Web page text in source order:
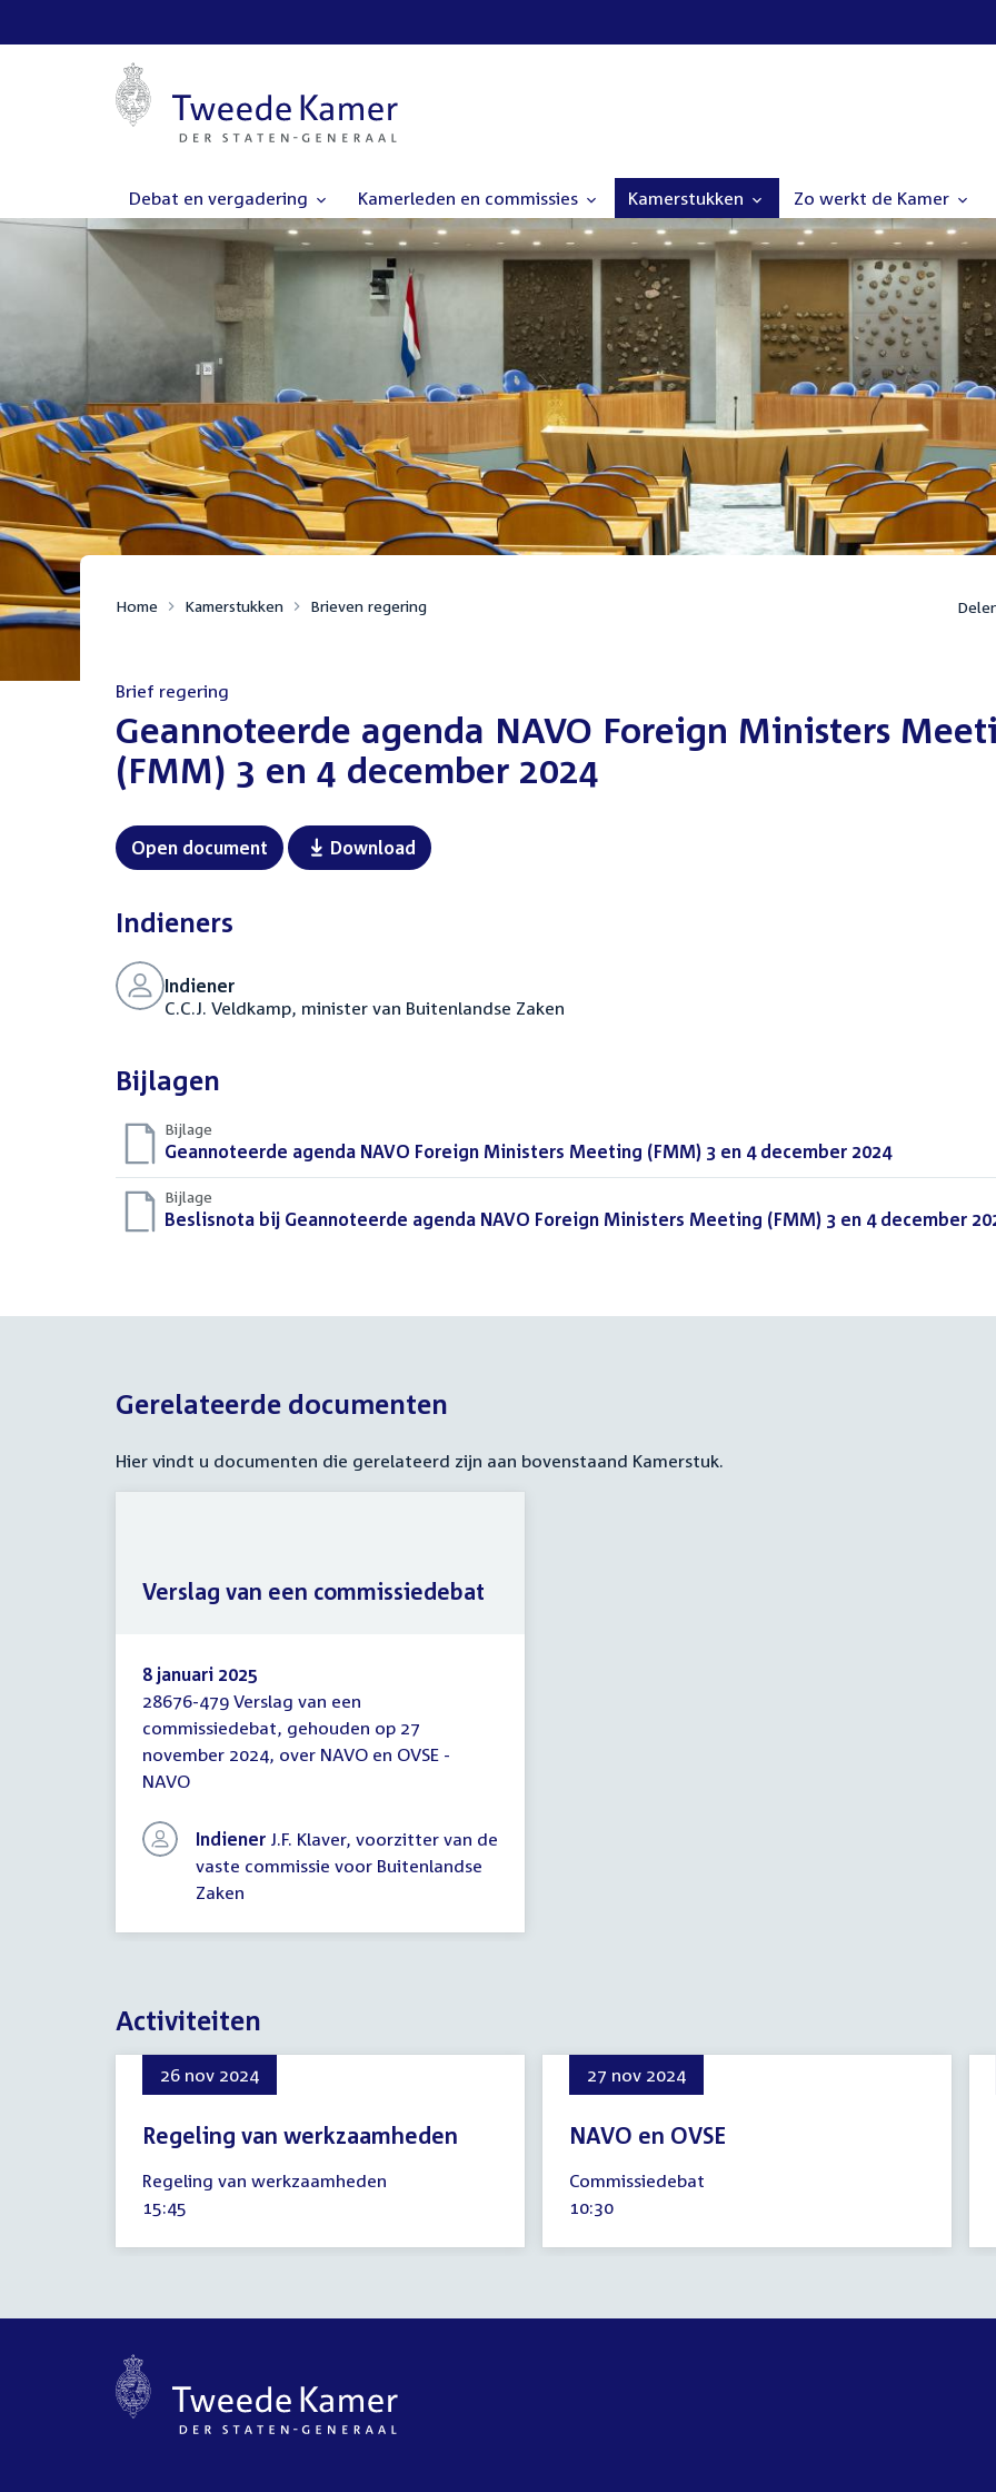
Debat en vergadering Kamerleden en commissies Kamerstukken Zo werkt de Kamer
Home Kamerstukken Brieven regering
Brief regering
:Geannoteerde agenda NAVO Foreign Ministers
(FMM) 3 en 4 december 2024
Open document Download
Indieners
Indiener
C.C.J. Veldkamp, minister van Buitenlandse Zaken
Bijlagen
Bijlage
Download
bestand:
Geannoteerde agenda NAVO Foreign Ministers Meeting (FMM) 3 en 4 december 2024(DOCX)
Bijlage
Download
Beslisnota bij Geannoteerde agenda NAVO Foreign Ministers Meeting (FMM) 3 en 4 december
Gerelateerde documenten
Hier vindt u documenten die gerelateerd zijn aan bovenstaand Kamerstuk.
Verslag
van
een
commissiedebat
8 januari 2025
28676-479 Verslag van een
commissiedebat, gehouden op 27
november 2024, over NAVO en OVSE -
NAVO
Indiener J.F. Klaver, voorzitter van de
vaste commissie voor Buitenlandse
Zaken
Verslag van een commissiedebat
Activiteiten
26 nov 2024
Regeling van werkzaamheden
november
2024
Regeling van werkzaamheden
Tijd
15:45
27 nov 2024
NAVO en OVSE
november
2024
Commissiedebat
Tijd
10:30